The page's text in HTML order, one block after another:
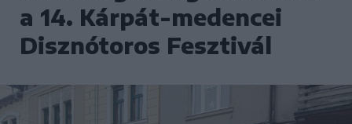
a 14. Kárpát-medencei
Disznótoros Fesztivál